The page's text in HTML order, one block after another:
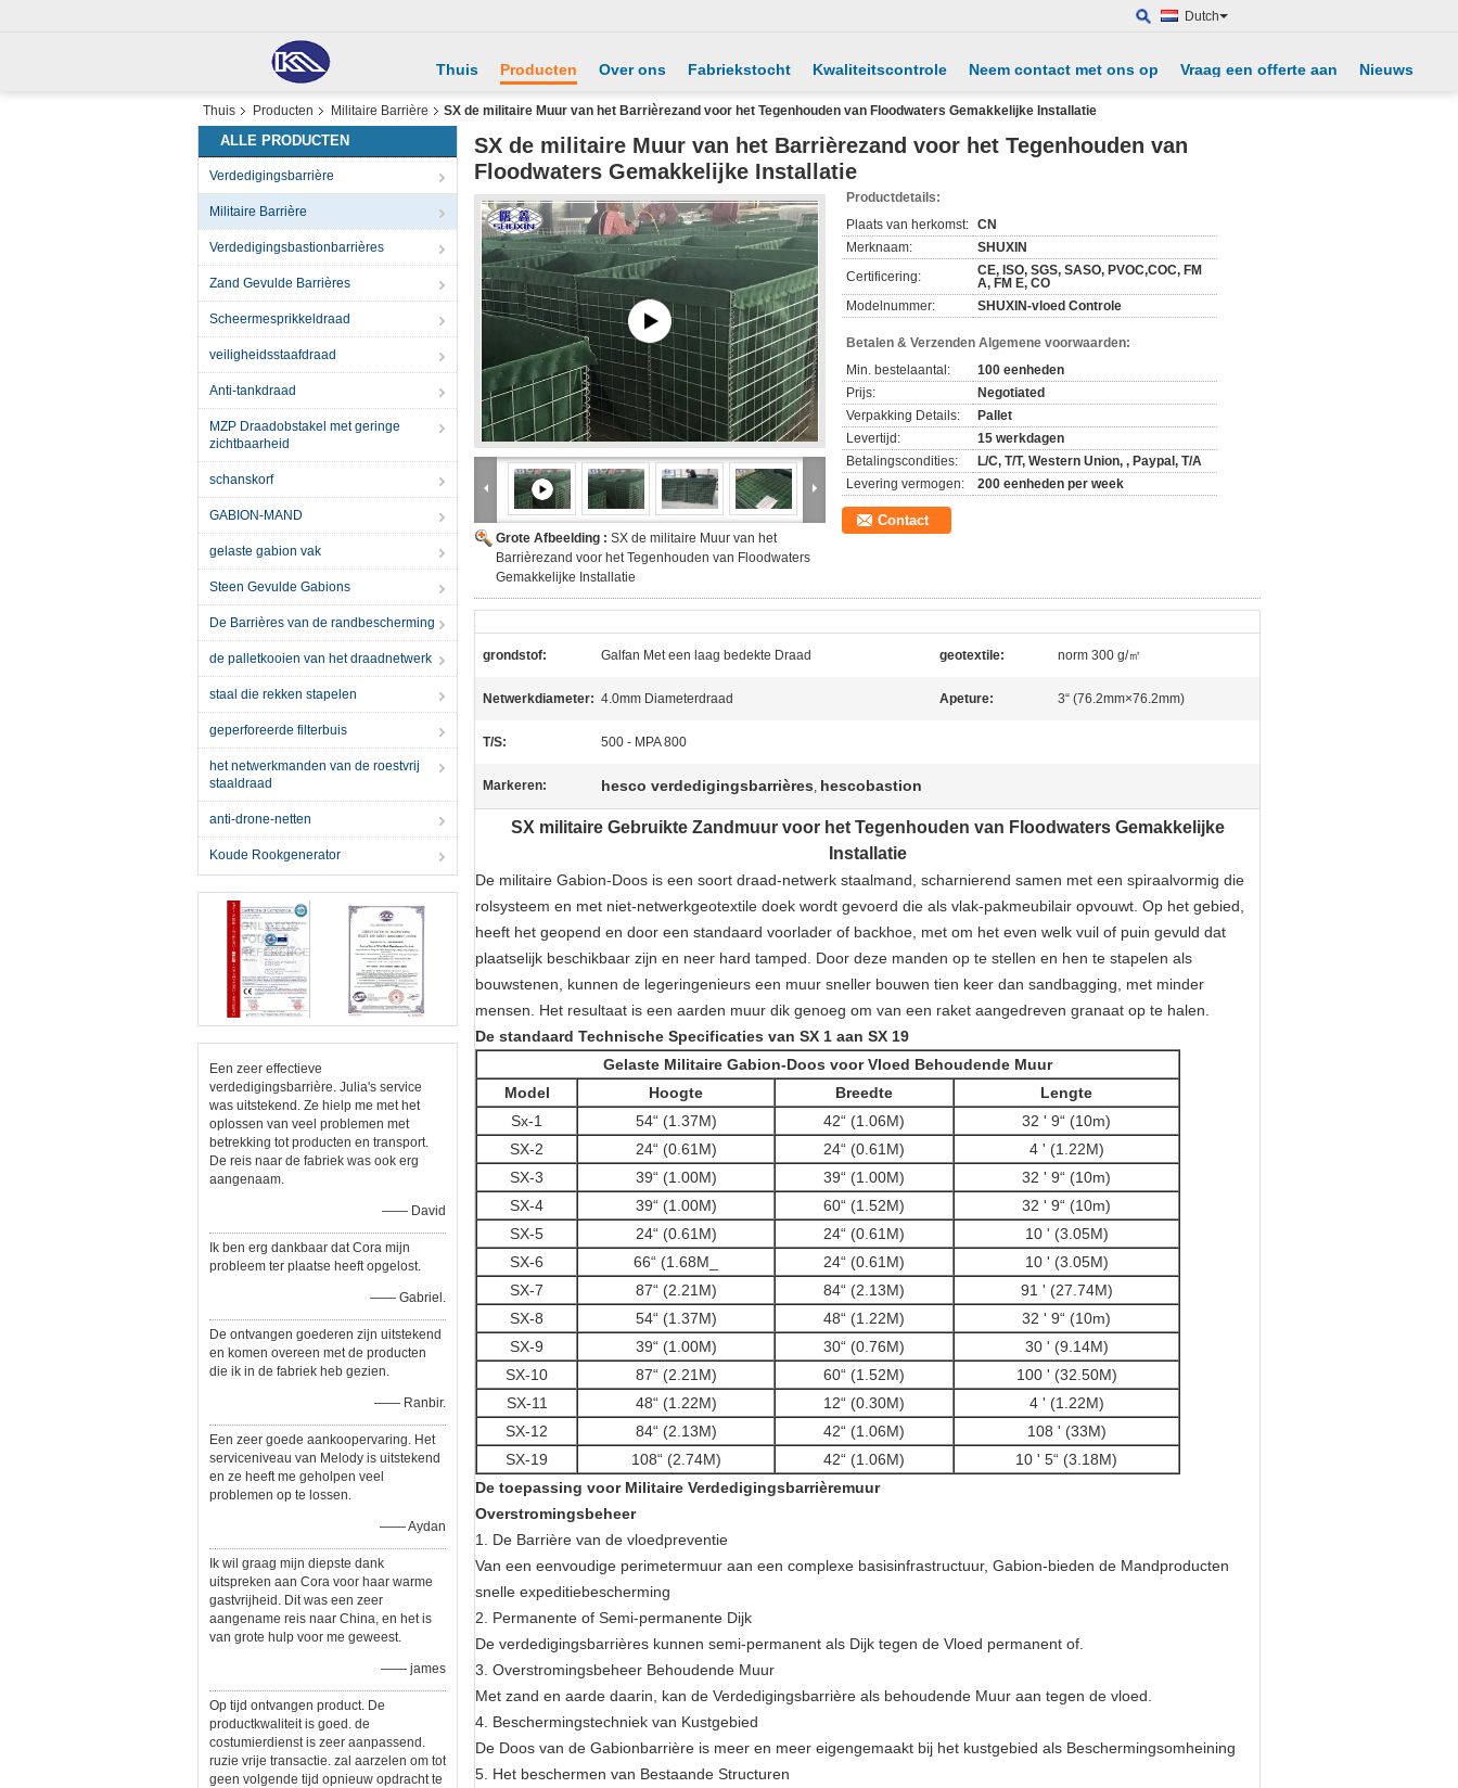
Dutch
Thuis Producten Over ons Fabriekstocht Kwaliteitscontrole Neem contact met ons op Vraag een offerte aan Nieuws
Thuis Producten Militaire Barrière SX de militaire Muur van het Barrièrezand voor het Tegenhouden van Floodwaters Gemakkelijke Installatie
ALLE PRODUCTEN
Verdedigingsbarrière
Militaire Barrière
Verdedigingsbastionbarrières
Zand Gevulde Barrières
Scheermesprikkeldraad
veiligheidsstaafdraad
Anti-tankdraad
MZP Draadobstakel met geringe
zichtbaarheid
schanskorf
GABION-MAND
gelaste gabion vak
Steen Gevulde Gabions
De Barrières van de randbescherming
de palletkooien van het draadnetwerk
staal die rekken stapelen
geperforeerde filterbuis
het netwerkmanden van de roestvrij
staaldraad
anti-drone-netten
Koude Rookgenerator
Een zeer effectieve
verdedigingsbarrière. Julia's service
was uitstekend. Ze hielp me met het
oplossen van veel problemen met
betrekking tot producten en transport.
De reis naar de fabriek was ook erg
aangenaam.
—— David
Ik ben erg dankbaar dat Cora mijn
probleem ter plaatse heeft opgelost.
—— Gabriel.
De ontvangen goederen zijn uitstekend
en komen overeen met de producten
die ik in de fabriek heb gezien.
—— Ranbir.
Een zeer goede aankoopervaring. Het
serviceniveau van Melody is uitstekend
en ze heeft me geholpen veel
problemen op te lossen.
—— Aydan
Ik wil graag mijn diepste dank
uitspreken aan Cora voor haar warme
gastvrijheid. Dit was een zeer
aangename reis naar China, en het is
van grote hulp voor me geweest.
—— james
Op tijd ontvangen product. De
productkwaliteit is goed. de
costumierdienst is zeer aanpassend.
ruzie vrije transactie. zal aarzelen om tot
geen volgende tijd opnieuw opdracht te
SX de militaire Muur van het Barrièrezand voor het Tegenhouden van
Floodwaters Gemakkelijke Installatie
Grote Afbeelding : SX de militaire Muur van het
Barrièrezand voor het Tegenhouden van Floodwaters
Gemakkelijke Installatie
Productdetails:
Plaats van herkomst: CN
Merknaam:
SHUXIN
Certificering:
CE, ISO, SGS, SASO, PVOC,COC, FM
A, FM E, CO
Modelnummer:
SHUXIN-vloed Controle
Betalen & Verzenden Algemene voorwaarden:
Min. bestelaantal:
100 eenheden
Prijs:
Negotiated
Verpakking Details:
Pallet
Levertijd:
15 werkdagen
Betalingscondities:
L/C, T/T, Western Union, , Paypal, T/A
Levering vermogen:
200 eenheden per week
Contact
grondstof: Galfan Met een laag bedekte Draad geotextile: norm 300 g/㎡
Netwerkdiameter: 4.0mm Diameterdraad Apeture: 3“ (76.2mm×76.2mm)
T/S: 500 - MPA 800
Markeren: hesco verdedigingsbarrières, hescobastion
SX militaire Gebruikte Zandmuur voor het Tegenhouden van Floodwaters Gemakkelijke
Installatie
De militaire Gabion-Doos is een soort draad-netwerk staalmand, scharnierend samen met een spiraalvormig die
rolsysteem en met niet-netwerkgeotextile doek wordt gevoerd die als vlak-pakmeubilair opvouwt. Op het gebied,
heeft het geopend en door een standaard voorlader of backhoe, met om het even welk vuil of puin gevuld dat
plaatselijk beschikbaar zijn en neer hard tamped. Door deze manden op te stellen en hen te stapelen als
bouwstenen, kunnen de legeringenieurs een muur sneller bouwen tien keer dan sandbagging, met minder
mensen. Het resultaat is een aarden muur dik genoeg om van een raket aangedreven granaat op te halen.
De standaard Technische Specificaties van SX 1 aan SX 19
Gelaste Militaire Gabion-Doos voor Vloed Behoudende Muur
Model
Hoogte Breedte
Lengte
Sx-1
54“ (1.37M) 42“ (1.06M)
32 ' 9“ (10m)
SX-2 24“ (0.61M) 24“ (0.61M)
4 ' (1.22M)
SX-3 39“ (1.00M) 39“ (1.00M)
32 ' 9“ (10m)
SX-4 39“ (1.00M) 60“ (1.52M)
32 ' 9“ (10m)
SX-5 24“ (0.61M) 24“ (0.61M)
10 ' (3.05M)
SX-6 66“ (1.68M_ 24“ (0.61M)
10 ' (3.05M)
SX-7 87“ (2.21M) 84“ (2.13M)
91 ' (27.74M)
SX-8 54“ (1.37M) 48“ (1.22M)
32 ' 9“ (10m)
SX-9 39“ (1.00M) 30“ (0.76M)
30 ' (9.14M)
SX-10 87“ (2.21M) 60“ (1.52M)
100 ' (32.50M)
SX-11 48“ (1.22M) 12“ (0.30M)
4 ' (1.22M)
SX-12 84“ (2.13M) 42“ (1.06M)
108 ' (33M)
SX-19 108“ (2.74M) 42“ (1.06M)
10 ' 5“ (3.18M)
De toepassing voor Militaire Verdedigingsbarrièremuur
Overstromingsbeheer
1. De Barrière van de vloedpreventie
Van een eenvoudige perimetermuur aan een complexe basisinfrastructuur, Gabion-bieden de Mandproducten
snelle expeditiebescherming
2. Permanente of Semi-permanente Dijk
De verdedigingsbarrières kunnen semi-permanent als Dijk tegen de Vloed permanent of.
3. Overstromingsbeheer Behoudende Muur
Met zand en aarde daarin, kan de Verdedigingsbarrière als behoudende Muur aan tegen de vloed.
4. Beschermingstechniek van Kustgebied
De Doos van de Gabionbarrière is meer en meer eigengemaakt bij het kustgebied als Beschermingsomheining
5. Het beschermen van Bestaande Structuren